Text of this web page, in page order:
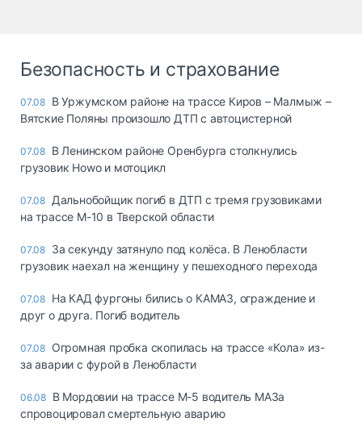
Безопасность и страхование
07.08 В Уржумском районе на трассе Киров – Малмыж –
Вятские Поляны произошло ДТП с автоцистерной
07.08 В Ленинском районе Оренбурга столкнулись
грузовик Howo и мотоцикл
07.08 Дальнобойщик погиб в ДТП с тремя грузовиками
на трассе М-10 в Тверской области
07.08 За секунду затянуло под колёса. В Ленобласти
грузовик наехал на женщину у пешеходного перехода
07.08 На КАД фургоны бились о КАМАЗ, ограждение и
друг о друга. Погиб водитель
07.08 Огромная пробка скопилась на трассе «Кола» из-
за аварии с фурой в Ленобласти
06.08 В Мордовии на трассе М-5 водитель МАЗа
спровоцировал смертельную аварию